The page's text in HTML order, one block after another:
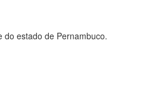
estado de Pernambuco.